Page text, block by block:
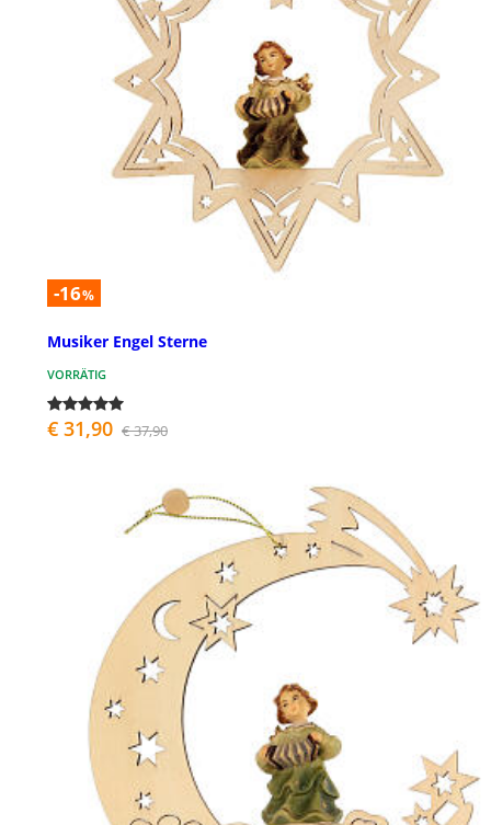
-16%
Musiker Engel Sterne
VORRÄTIG
€ 31,90 € 37,90